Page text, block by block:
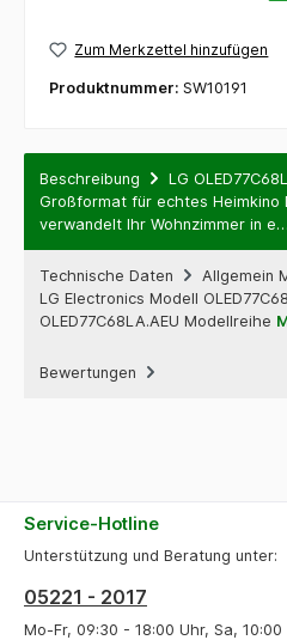
Zum Merkzettel hinzufügen
Produktnummer: SW10191
Beschreibung
LG
Großformat für echtes Heimkino
verwandelt Ihr Wohnzimmer in e…
Technische Daten
Allgemein
LG Electronics Modell
OLED77C68LA.AEU Modellreihe
Bewertungen
Service-Hotline
Unterstützung und Beratung unter:
05221 - 2017
Mo-Fr, 09:30 - 18:00 Uhr, Sa,